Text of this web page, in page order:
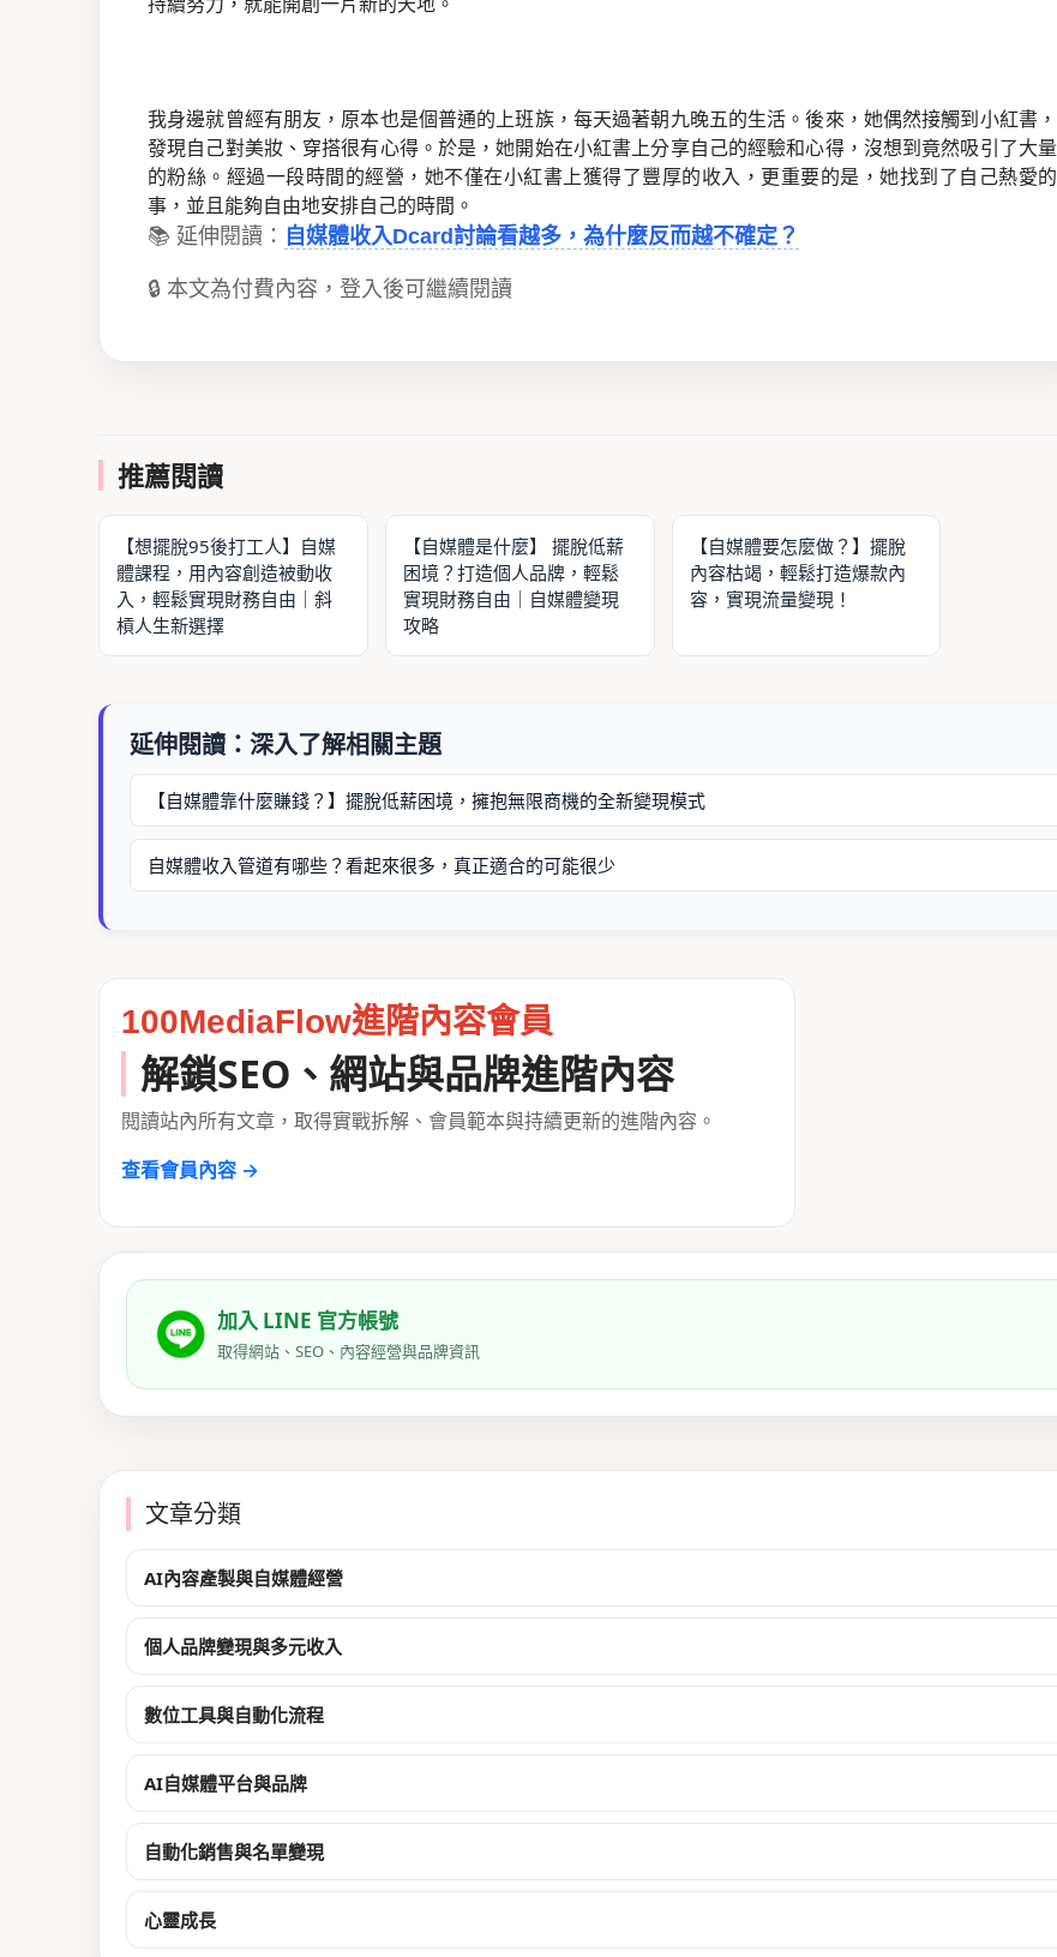
我身邊就曾經有朋友，原本也是個普通的上班族，每天過著朝九晚五的生活。後來，她偶然接觸到小紅書，
發現自己對美妝、穿搭很有心得。於是，她開始在小紅書上分享自己的經驗和心得，沒想到竟然吸引了大量
的粉絲。經過一段時間的經營，她不僅在小紅書上獲得了豐厚的收入，更重要的是，她找到了自己熱愛的
事，並且能夠自由地安排自己的時間。
📚 延伸閱讀： 自媒體收入Dcard討論看越多，為什麼反而越不確定？
🔒 本文為付費內容，登入後可繼續閱讀
推薦閱讀
【想擺脫95後打工人】自媒
體課程，用內容創造被動收
入，輕鬆實現財務自由｜斜
槓人生新選擇
【自媒體是什麼】 擺脫低薪
困境？打造個人品牌，輕鬆
實現財務自由｜自媒體變現
攻略
【自媒體要怎麼做？】擺脫
內容枯竭，輕鬆打造爆款內
容，實現流量變現！
延伸閱讀：深入了解相關主題
【自媒體靠什麼賺錢？】擺脫低薪困境，擁抱無限商機的全新變現模式
自媒體收入管道有哪些？看起來很多，真正適合的可能很少
100MediaFlow進階內容會員
解鎖SEO、網站與品牌進階內容
閱讀站內所有文章，取得實戰拆解、會員範本與持續更新的進階內容。
查看會員內容 →
加入 LINE 官方帳號
取得網站、SEO、內容經營與品牌資訊
文章分類
AI內容產製與自媒體經營
個人品牌變現與多元收入
數位工具與自動化流程
AI自媒體平台與品牌
自動化銷售與名單變現
心靈成長